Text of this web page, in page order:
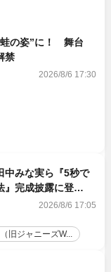
蛙の姿”に！ 舞台
禁
2026/8/6 17:30
中みな実ら『5秒で
』完成披露に登
術も発表2026/8/6 17:05
旧ジャニーズW...